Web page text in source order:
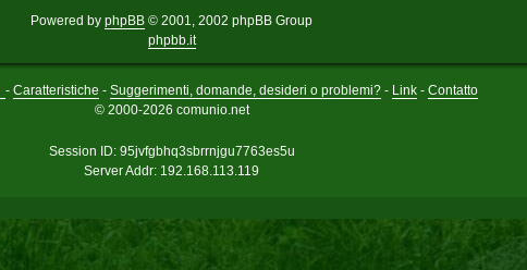
Powered by phpBB © 2001, 2002 phpBB Group
phpbb.it
-Caratteristiche -Suggerimenti, domande, desideri o problemi? - Link -Contatto
© 2000-2026 comunio.net
Session ID: 95jvfgbhq3sbrrnjgu7763es5u
Server Addr: 192.168.113.119